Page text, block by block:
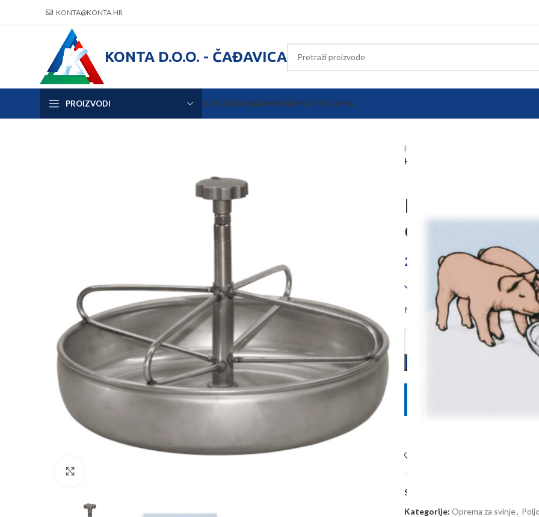
KONTA@KONTA.HR
KONTA D.O.O. - ČAĐAVICA
PROIZVODI NOVOSTIO NAMAKONTAKTTRGOVINA
Početna
Hranilica za prasad od
Hranilica za
čelika
20,70€
Dostupno
Na zalihi kod dobavljača, dobava
SKU:
Kategorije: Oprema za svinje,